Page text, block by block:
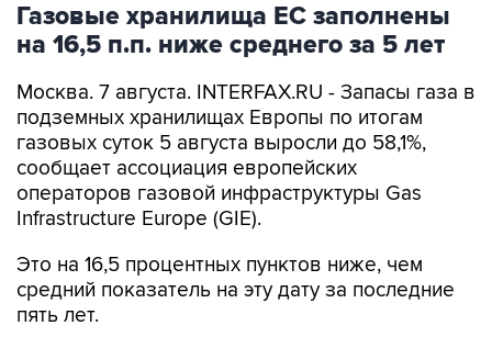
Газовые хранилища ЕС заполнены
на 16,5 п.п. ниже среднего за 5 лет
Москва. 7 августа. INTERFAX.RU - Запасы газа в
подземных хранилищах Европы по итогам
газовых суток 5 августа выросли до 58,1%,
сообщает ассоциация европейских
операторов газовой инфраструктуры Gas
Infrastructure Europe (GIE).
Это на 16,5 процентных пунктов ниже, чем
средний показатель на эту дату за последние
пять лет.